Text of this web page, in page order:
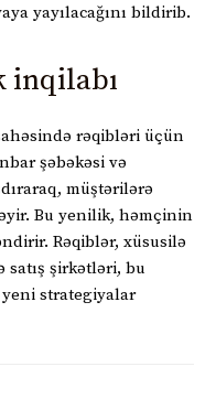
yayılacağını bildirib.
inqilabı
rəqibləri üçün
şəbəkəsi və
müştərilərə
Bu yenilik, həmçinin
Rəqiblər, xüsusilə
satış şirkətləri, bu
strategiyalar